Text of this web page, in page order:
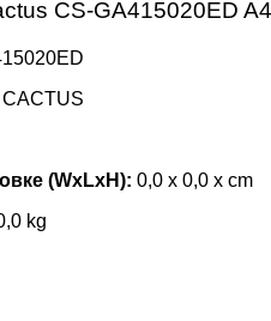
CS-GA415020ED
CACTUS
(WxLxH): 0,0 x 0,0 x cm
kg